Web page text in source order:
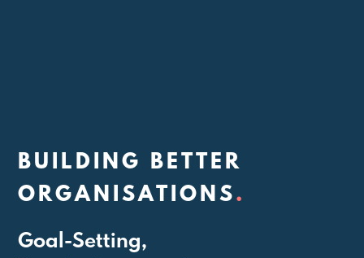
BUILDING BETTER
ORGANISATIONS.
Goal-Setting,